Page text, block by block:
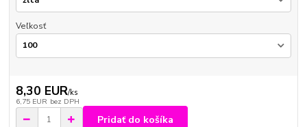
Veľkosť
8,30 EUR/ks
6,75 EUR bez DPH
Pridať do košíka